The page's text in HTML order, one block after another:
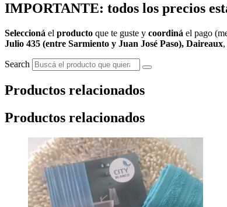
IMPORTANTE: todos los precios
Seleccioná el producto que te guste y coordiná el pago
Julio 435 (entre Sarmiento y Juan José Paso), Daireaux
Search
Productos relacionados
Productos relacionados